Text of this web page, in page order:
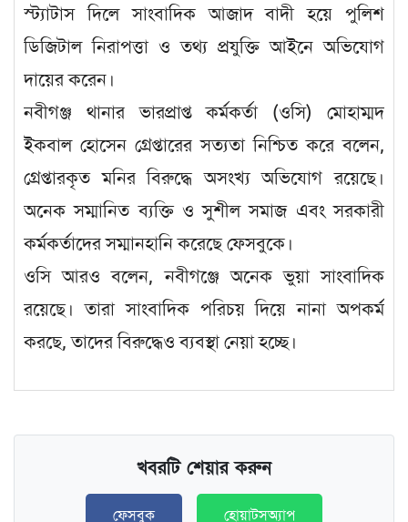
স্ট্যাটাস দিলে সাংবাদিক আজাদ বাদী হয়ে পুলিশ
ডিজিটাল নিরাপত্তা ও তথ্য প্রযুক্তি আইনে অভিযোগ
দায়ের করেন।
নবীগঞ্জ থানার ভারপ্রাপ্ত কর্মকর্তা (ওসি) মোহাম্মদ
ইকবাল হোসেন গ্রেপ্তারের সত্যতা নিশ্চিত করে বলেন,
গ্রেপ্তারকৃত মনির বিরুদ্ধে অসংখ্য অভিযোগ রয়েছে।
অনেক সম্মানিত ব্যক্তি ও সুশীল সমাজ এবং সরকারী
কর্মকর্তাদের সম্মানহানি করেছে ফেসবুকে।
ওসি আরও বলেন, নবীগঞ্জে অনেক ভুয়া সাংবাদিক
রয়েছে। তারা সাংবাদিক পরিচয় দিয়ে নানা অপকর্ম
করছে, তাদের বিরুদ্ধেও ব্যবস্থা নেয়া হচ্ছে।
খবরটি শেয়ার করুন
ফেসবুক হোয়াটসঅ্যাপ